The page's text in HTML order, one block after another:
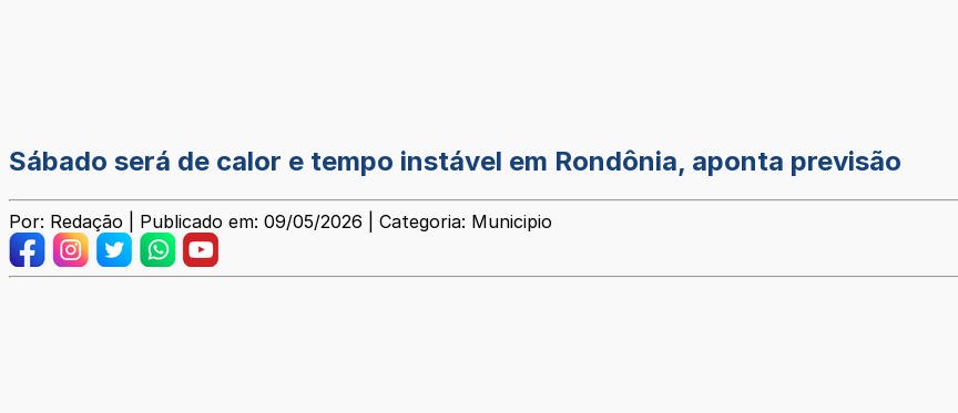
Sábado será de calor e tempo instável em Rondônia, aponta previsão
Por: Redação | Publicado em: 09/05/2026 | Categoria: Municipio